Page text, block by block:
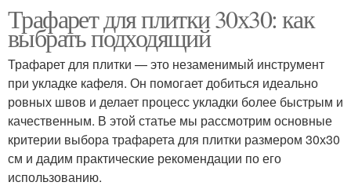
Трафарет для плитки 30х30: как
выбрать подходящий
Трафарет для плитки — это незаменимый инструмент
при укладке кафеля. Он помогает добиться идеально
ровных швов и делает процесс укладки более быстрым и
качественным. В этой статье мы рассмотрим основные
критерии выбора трафарета для плитки размером 30х30
см и дадим практические рекомендации по его
использованию.